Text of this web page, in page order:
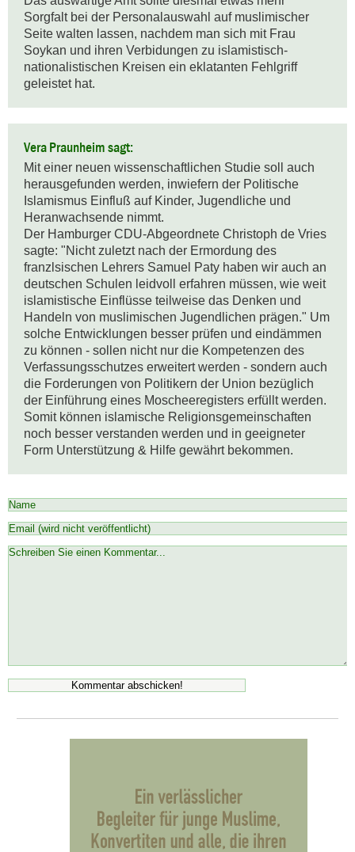
Sorgfalt bei der Personalauswahl auf muslimischer
Seite walten lassen, nachdem man sich mit Frau
Soykan und ihren Verbidungen zu islamistisch-
nationalistischen Kreisen ein eklatanten Fehlgriff
geleistet hat.
Vera Praunheim sagt:
Mit einer neuen wissenschaftlichen Studie soll auch
herausgefunden werden, inwiefern der Politische
Islamismus Einfluß auf Kinder, Jugendliche und
Heranwachsende nimmt.
Der Hamburger CDU-Abgeordnete Christoph de Vries
sagte: "Nicht zuletzt nach der Ermordung des
franzlsischen Lehrers Samuel Paty haben wir auch an
deutschen Schulen leidvoll erfahren müssen, wie weit
islamistische Einflüsse teilweise das Denken und
Handeln von muslimischen Jugendlichen prägen." Um
solche Entwicklungen besser prüfen und eindämmen
zu können - sollen nicht nur die Kompetenzen des
Verfassungsschutzes erweitert werden - sondern auch
die Forderungen von Politikern der Union bezüglich
der Einführung eines Moscheeregisters erfüllt werden.
Somit können islamische Religionsgemeinschaften
noch besser verstanden werden und in geeigneter
Form Unterstützung & Hilfe gewährt bekommen.